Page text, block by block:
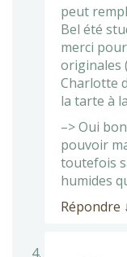
peut
Bel été
merci
originales
Charlotte
la tarte à
–> Oui
pouvoir
toutefois
humides
Répondre